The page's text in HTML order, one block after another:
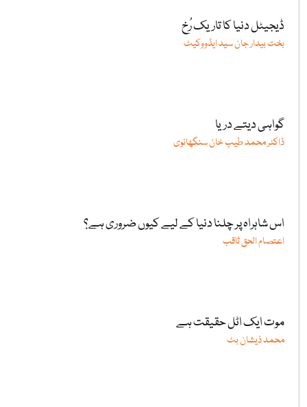
ڈیجیٹل دنیا کا تاریک رُخ
بخت بیدار جان سید ایڈووکیٹ
گواہی دیتے دریا
ڈاکٹر محمد طیب خان سنگھانوی
اس شاہراہ پر چلنا دنیا کے لیے کیوں ضروری ہے؟
اعتصام الحق ثاقب
موت ایک اٹل حقیقت ہے
محمد ذیشان بٹ